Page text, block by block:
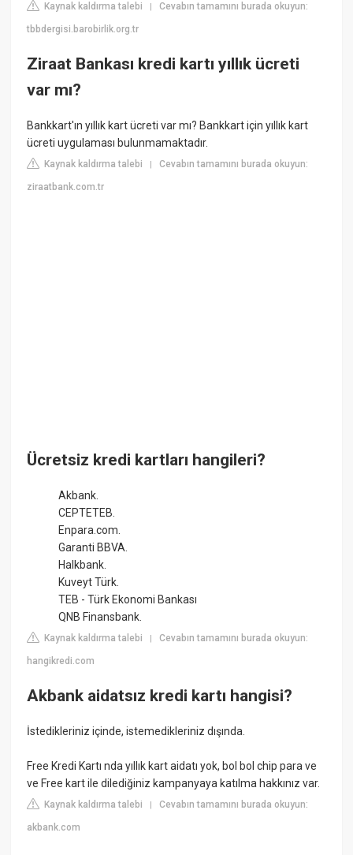
Kaynak kaldırma talebi |Cevabın tamamını burada okuyun:
tbbdergisi.barobirlik.org.tr
Ziraat Bankası kredi kartı yıllık ücreti
var mı?
Bankkart'ın yıllık kart ücreti var mı? ​Bankkart için yıllık kart
ücreti uygulaması bulunmamaktadır.
Kaynak kaldırma talebi |Cevabın tamamını burada okuyun:
ziraatbank.com.tr
Ücretsiz kredi kartları hangileri?
Akbank.
CEPTETEB.
Enpara.com.
Garanti BBVA.
Halkbank.
Kuveyt Türk.
TEB - Türk Ekonomi Bankası
QNB Finansbank.
Kaynak kaldırma talebi |Cevabın tamamını burada okuyun:
hangikredi.com
Akbank aidatsız kredi kartı hangisi?
İstedikleriniz içinde, istemedikleriniz dışında.
Free Kredi Kartı nda yıllık kart aidatı yok, bol bol chip para ve
ve Free kart ile dilediğiniz kampanyaya katılma hakkınız var.
Kaynak kaldırma talebi |Cevabın tamamını burada okuyun:
akbank.com